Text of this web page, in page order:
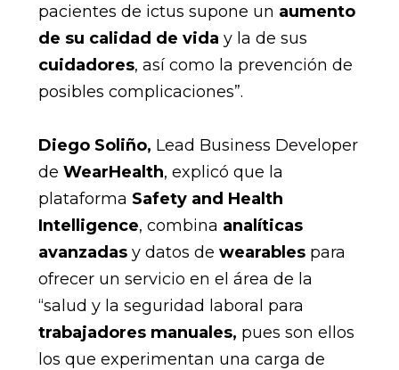
pacientes de ictus supone un aumento
de su calidad de vida y la de sus
cuidadores, así como la prevención de
posibles complicaciones”.
Diego Soliño, Lead Business Developer
de WearHealth, explicó que la
plataforma Safety and Health
Intelligence, combina analíticas
avanzadasy datos de wearablespara
ofrecer un servicio en el área de la
“salud y la seguridad laboral para
trabajadores manuales, pues son ellos
los que experimentan una carga de